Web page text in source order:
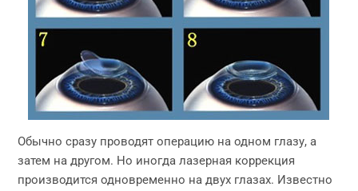
Обычно сразу проводят операцию на одном глазу, а
затем на другом. Но иногда лазерная коррекция
производится одновременно на двух глазах. Известно